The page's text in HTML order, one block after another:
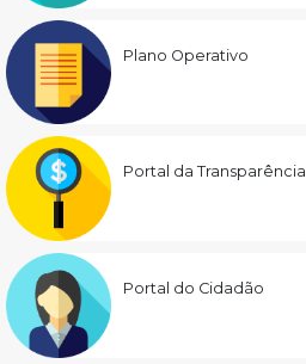
Plano Operativo
Portal da Transparência
Portal do Cidadão